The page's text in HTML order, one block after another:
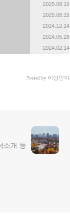
2025.08.19
2025.08.19
2024.12.14
2024.05.28
2024.02.14
Posted by 이방인
소개 등